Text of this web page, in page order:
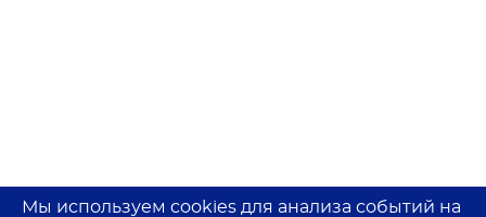
Мы используем cookies для анализа событий на